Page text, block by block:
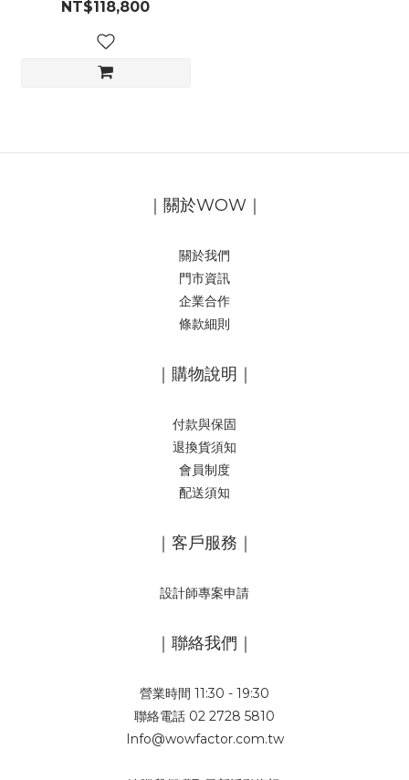
NT$118,800
｜關於WOW｜
關於我們
門市資訊
企業合作
條款細則
｜購物說明｜
付款與保固
退換貨須知
會員制度
配送須知
｜客戶服務｜
設計師專案申請
｜聯絡我們｜
營業時間 11:30 - 19:30
聯絡電話 02 2728 5810
Info@wowfactor.com.tw